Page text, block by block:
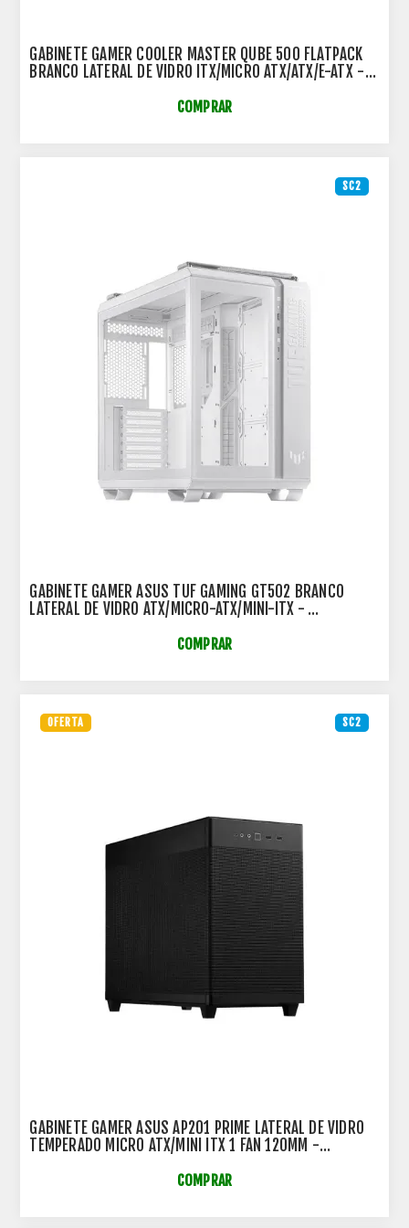
GABINETE GAMER COOLER MASTER QUBE 500 FLATPACK
BRANCO LATERAL DE VIDRO ITX/MICRO ATX/ATX/E-ATX -
COMPRAR
SC2
GABINETE GAMER ASUS TUF GAMING GT502 BRANCO
LATERAL DE VIDRO ATX/MICRO-ATX/MINI-ITX -
COMPRAR
SC2
OFERTA
GABINETE GAMER ASUS AP201 PRIME LATERAL DE VIDRO
TEMPERADO MICRO ATX/MINI ITX 1 FAN 120MM -
COMPRAR